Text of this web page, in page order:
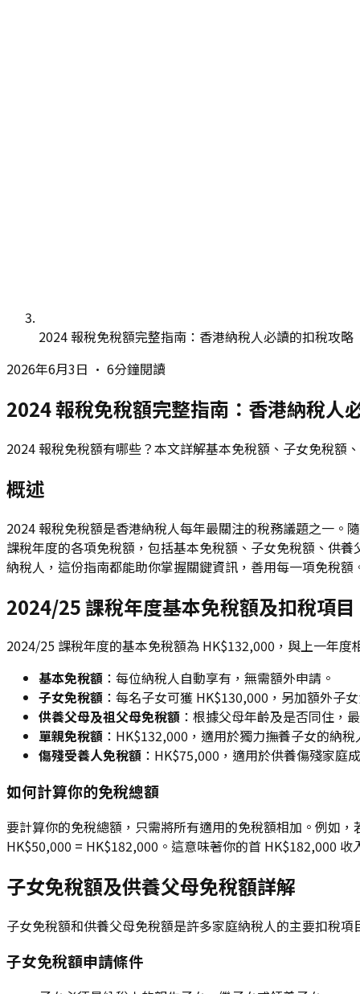
2024 報稅免稅額完整指南：香港納稅人必讀的扣稅攻略
2026年6月3日 • 6分鐘閱讀
2024 報稅免稅額完整指南：香港納稅人
2024 報稅免稅額有哪些？本文詳解基本免稅額、子女免稅額
概述
2024 報稅免稅額是香港納稅人每年最關注的稅務議題之一。
課稅年度的各項免稅額，包括基本免稅額、子女免稅額、供
納稅人，這份指南都能助你掌握關鍵資訊，善用每一項免稅額
2024/25 課稅年度基本免稅額及扣稅項目
2024/25 課稅年度的基本免稅額為 HK$132,000，與上一年
基本免稅額 ：每位納稅人自動享有，無需額外申請。
子女免稅額 ：每名子女可獲 HK$130,000，另加額外子
供養父母及祖父母免稅額 ：根據父母年齡及是否同住，
單親免稅額 ：HK$132,000，適用於獨力撫養子女的納稅
傷殘受養人免稅額 ：HK$75,000，適用於供養傷殘家庭
如何計算你的免稅總額
要計算你的免稅總額，只需將所有適用的免稅額相加。例如
HK$50,000 = HK$182,000。這意味著你的首 HK$182,000 收
子女免稅額及供養父母免稅額詳解
子女免稅額和供養父母免稅額是許多家庭納稅人的主要扣稅
子女免稅額申請條件